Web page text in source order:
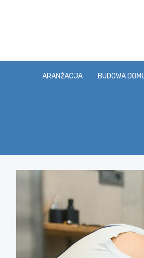
ARANŻACJA BUDOWA